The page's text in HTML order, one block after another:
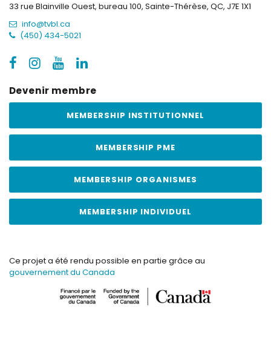
33 rue Blainville Ouest, bureau 100, Sainte-Thérèse, QC, J7E 1X1
info@tvbl.ca
(450) 434-5021
Devenir membre
MEMBERSHIP INSTITUTIONNEL
MEMBERSHIP PME
MEMBERSHIP ORGANISMES
MEMBERSHIP INDIVIDUEL
Ce projet a été rendu possible en partie grâce au
gouvernement du Canada